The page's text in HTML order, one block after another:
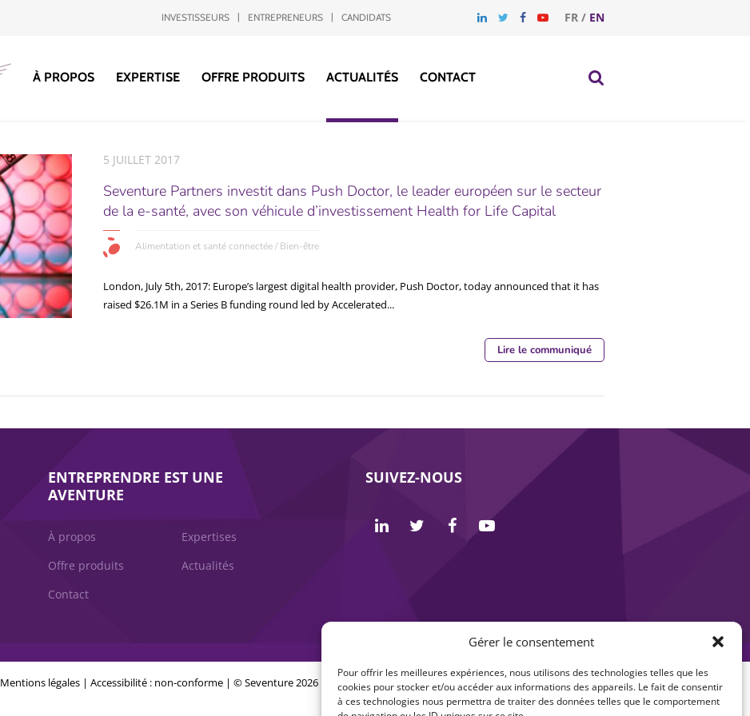
Gérer le consentement
Pour offrir les meilleures expériences, nous utilisons des technologies telles que les
cookies pour stocker et/ou accéder aux informations des appareils. Le fait de consentir
à ces technologies nous permettra de traiter des données telles que le comportement
FR / EN
INVESTISSEURS ENTREPRENEURS CANDIDATS
À PROPOS EXPERTISE OFFRE PRODUITS ACTUALITÉS CONTACT
5 JUILLET 2017
Seventure Partners investit dans Push Doctor, le leader européen sur le secteur
de la e-santé, avec son véhicule d’investissement Health for Life Capital
Alimentation et santé connectée / Bien-être
London, July 5th, 2017: Europe’s largest digital health provider, Push Doctor, today announced that it has
raised $26.1M in a Series B funding round led by Accelerated...
Lire le communiqué
ENTREPRENDRE EST UNE
AVENTURE
À propos
Expertises
Offre produits
Actualités
Contact
SUIVEZ-NOUS
Mentions légales |Accessibilité : non-conforme | © Seventure 2026